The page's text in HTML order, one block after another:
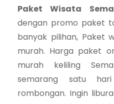
Paket Wisata
dengan promo paket
banyak pilihan, Paket
murah. Harga paket
murah keliling
semarang satu
rombongan. Ingin